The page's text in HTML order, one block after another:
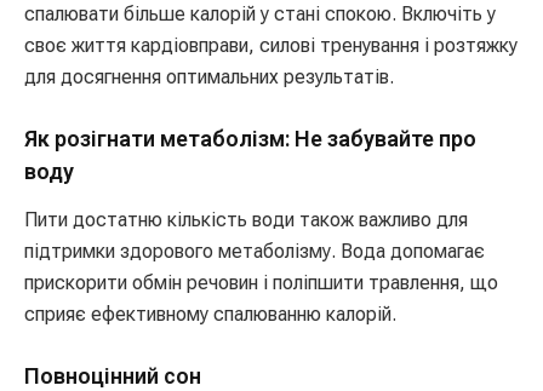
спалювати більше калорій у стані спокою. Включіть у
своє життя кардіовправи, силові тренування і розтяжку
для досягнення оптимальних результатів.
Як розігнати метаболізм: Не забувайте про
воду
Пити достатню кількість води також важливо для
підтримки здорового метаболізму. Вода допомагає
прискорити обмін речовин і поліпшити травлення, що
сприяє ефективному спалюванню калорій.
Повноцінний сон